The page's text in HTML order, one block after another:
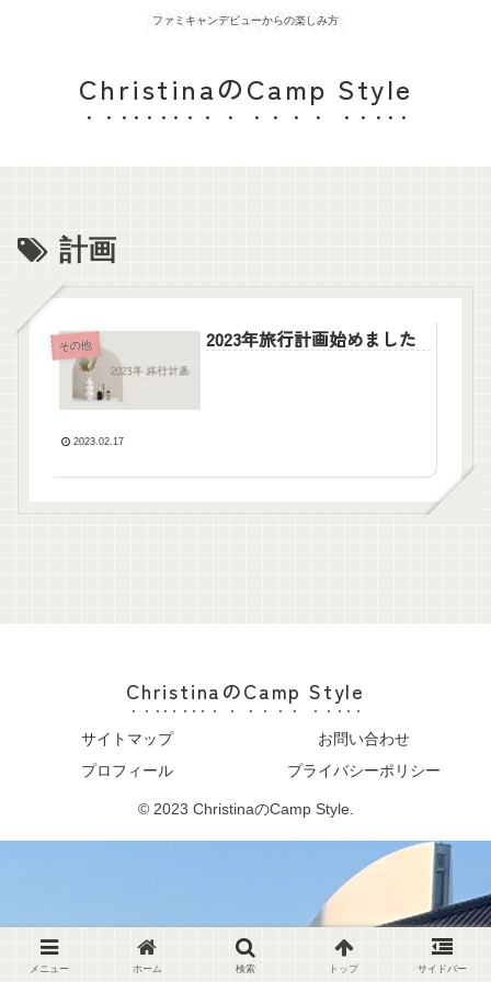
ファミキャンデビューからの楽しみ方
ChristinaのCamp Style
計画
その他 2023年旅行計画始めました
2023.02.17
ChristinaのCamp Style
サイトマップ
お問い合わせ
プロフィール
プライバシーポリシー
© 2023 ChristinaのCamp Style.
メニュー ホーム 検索 トップ サイドバー